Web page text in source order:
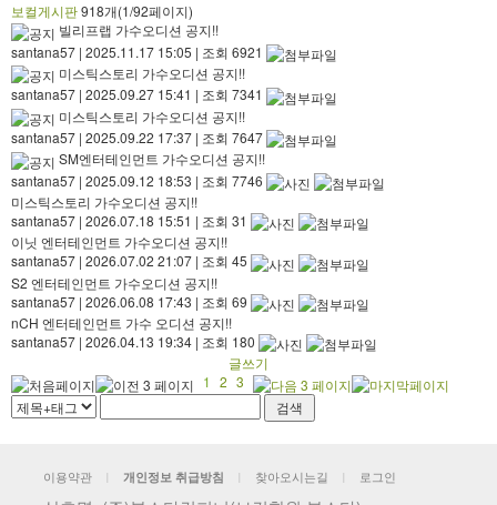
보컬게시판918개(1/92페이지)
빌리프랩 가수오디션 공지!!
santana57 | 2025.11.17 15:05 | 조회 6921
미스틱스토리 가수오디션 공지!!
santana57 | 2025.09.27 15:41 | 조회 7341
미스틱스토리 가수오디션 공지!!
santana57 | 2025.09.22 17:37 | 조회 7647
SM엔터테인먼트 가수오디션 공지!!
santana57 | 2025.09.12 18:53 | 조회 7746
미스틱스토리 가수오디션 공지!!
santana57 | 2026.07.18 15:51 | 조회 31
이닛 엔터테인먼트 가수오디션 공지!!
santana57 | 2026.07.02 21:07 | 조회 45
S2 엔터테인먼트 가수오디션 공지!!
santana57 | 2026.06.08 17:43 | 조회 69
nCH 엔터테인먼트 가수 오디션 공지!!
santana57 | 2026.04.13 19:34 | 조회 180
글쓰기
1 2 3
이용약관 개인정보 취급방침 찾아오시는길 로그인